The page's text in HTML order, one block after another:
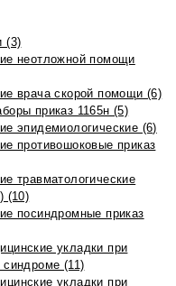
(3)
неотложной помощи
врача скорой помощи (6)
приказ 1165н (5)
эпидемиологические (6)
противошоковые приказ
травматологические
(10)
посиндромные приказ
укладки при
(11)
укладки при